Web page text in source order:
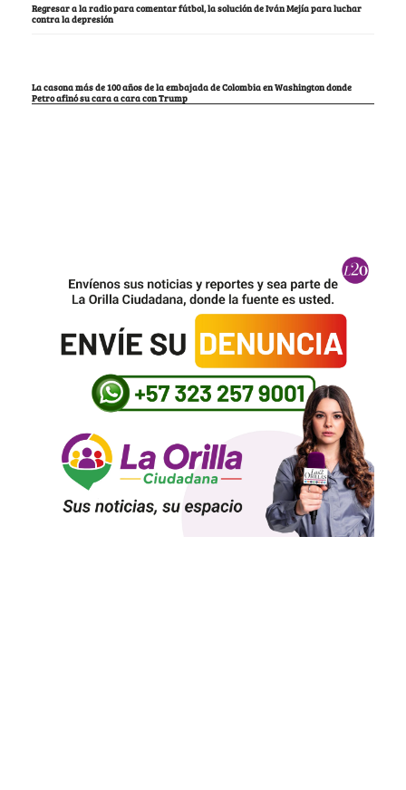
Regresar a la radio para comentar fútbol, la solución de Iván Mejía para luchar
contra la depresión
La casona más de 100 años de la embajada de Colombia en Washington donde
Petro afinó su cara a cara con Trump